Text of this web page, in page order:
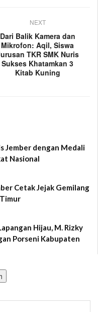
NEXT
Dari Balik Kamera dan
Mikrofon: Aqil, Siswa
TKR SMK Nuris
Sukses Khatamkan 3
Kitab Kuning
Jember dengan Medali
Nasional
Cetak Jejak Gemilang
Hijau, M. Rizky
Porseni Kabupaten